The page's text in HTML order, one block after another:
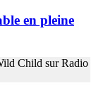
en pleine